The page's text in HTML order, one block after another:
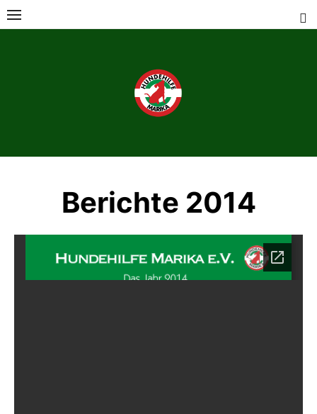
Skip
to
Berichte 2014